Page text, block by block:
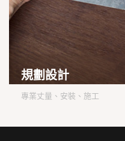
規劃設計
專業丈量、安裝、施工